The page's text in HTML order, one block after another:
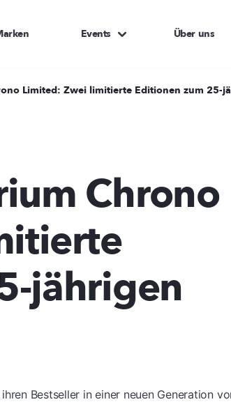
Events Über uns
Limited: Zwei limitierte Editionen zum 25-
Chrono
jährigen
Bestseller in einer neuen Generation